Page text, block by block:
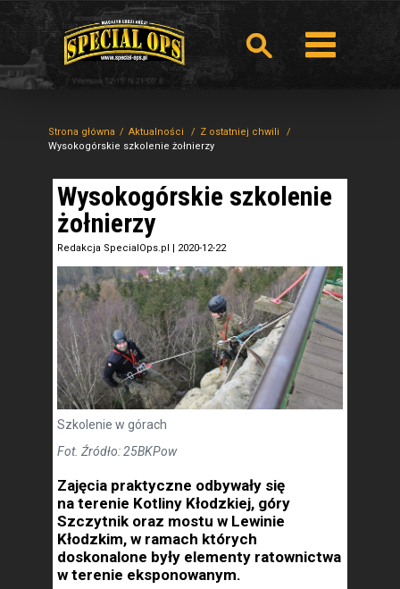
Strona główna Aktualności
Z ostatniej chwili
Wysokogórskie szkolenie żołnierzy
Wysokogórskie szkolenie
żołnierzy
Redakcja SpecialOps.pl | 2020-12-22
Szkolenie w górach
Fot. Źródło: 25BKPow
Zajęcia praktyczne odbywały się
na terenie Kotliny Kłodzkiej, góry
Szczytnik oraz mostu w Lewinie
Kłodzkim, w ramach których
doskonalone były elementy ratownictwa
w terenie eksponowanym.